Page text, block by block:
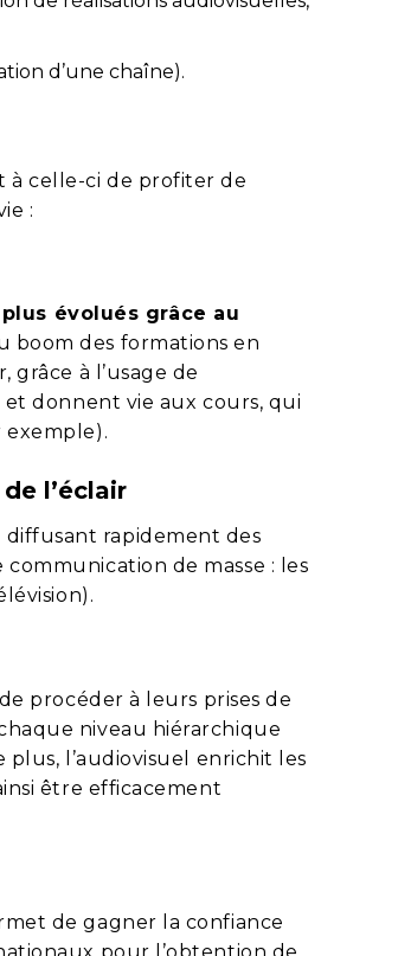
d’une chaîne).
à celle-ci de profiter de
:
évolués grâce au
boom des formations en
à l’usage de
et donnent vie aux cours, qui
exemple).
l’éclair
diffusant rapidement des
de masse : les
procéder à leurs prises de
niveau hiérarchique
l’audiovisuel enrichit les
être efficacement
de gagner la confiance
pour l’obtention de